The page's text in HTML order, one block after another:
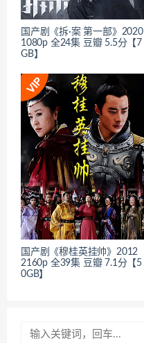
国产剧《拆·案 第一部》2020
1080p 全24集 豆瓣 5.5分【7
GB】
国产剧《穆桂英挂帅》2012
2160p 全39集 豆瓣 7.1分【5
0GB】